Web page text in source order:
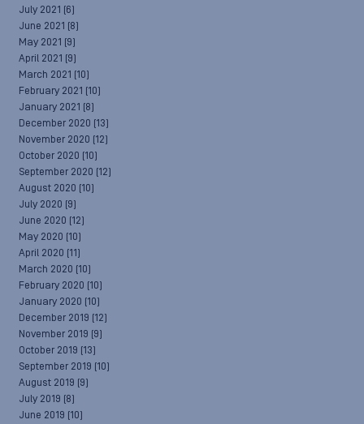
July 2021 (6)
June 2021 (8)
May 2021 (9)
April 2021 (9)
March 2021 (10)
February 2021 (10)
January 2021 (8)
December 2020 (13)
November 2020 (12)
October 2020 (10)
September 2020 (12)
August 2020 (10)
July 2020 (9)
June 2020 (12)
May 2020 (10)
April 2020 (11)
March 2020 (10)
February 2020 (10)
January 2020 (10)
December 2019 (12)
November 2019 (9)
October 2019 (13)
September 2019 (10)
August 2019 (9)
July 2019 (8)
June 2019 (10)